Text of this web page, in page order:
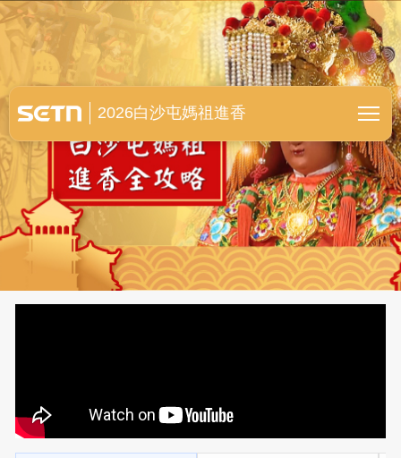
白沙屯媽祖進香全紀錄
2026白沙屯媽祖進香